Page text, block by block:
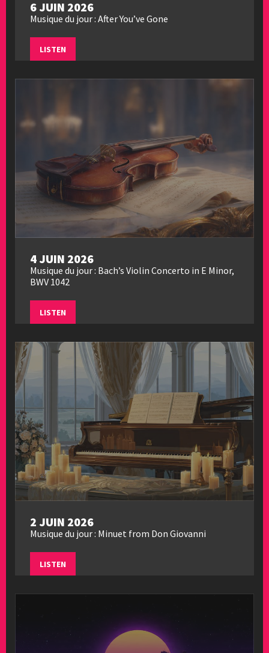
6 JUIN 2026
Musique du jour : After You’ve Gone
LISTEN
4 JUIN 2026
Musique du jour : Bach’s Violin Concerto in E Minor,
BWV 1042
LISTEN
2 JUIN 2026
Musique du jour : Minuet from Don Giovanni
LISTEN